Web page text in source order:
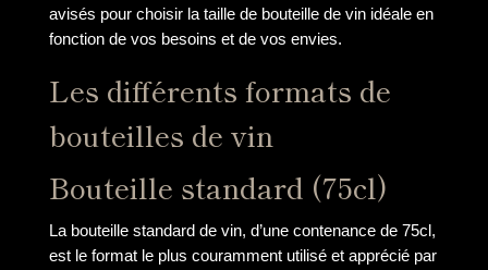
avisés pour choisir la taille de bouteille de vin idéale en
fonction de vos besoins et de vos envies.
Les différents formats de
bouteilles de vin
Bouteille standard (75cl)
La bouteille standard de vin, d’une contenance de 75cl,
est le format le plus couramment utilisé et apprécié par